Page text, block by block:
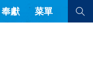
奉獻 菜單